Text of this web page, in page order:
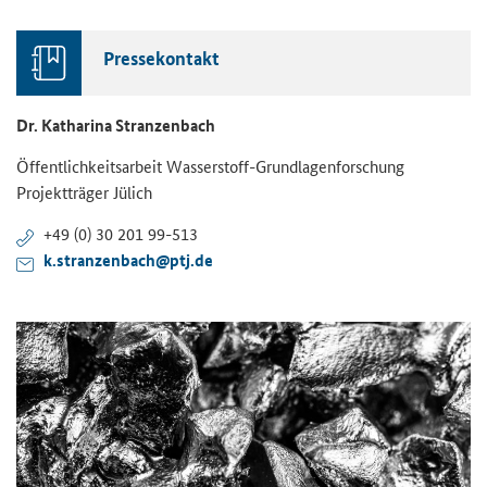
Pres­se­kon­takt
Dr. Ka­tha­ri­na Stran­zen­bach
Öf­fent­lich­keits­ar­beit Wasserstoff-​Grundlagenforschung
Pro­jekt­trä­ger Jü­lich
+49 (0) 30 201 99-​513
k.stran­zen­bach@ptj.de